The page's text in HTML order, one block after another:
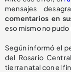
mensajes
comentarios en
eso mismo no
Según informó el
del Rosario
tierra natal con el